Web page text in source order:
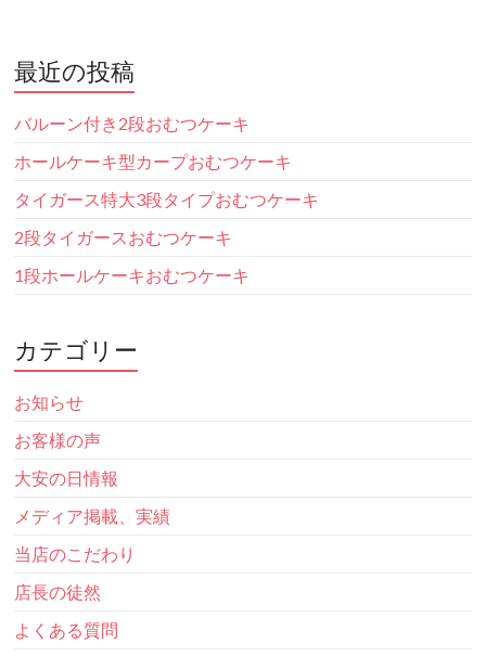
最近の投稿
バルーン付き2段おむつケーキ
ホールケーキ型カープおむつケーキ
タイガース特大3段タイプおむつケーキ
2段タイガースおむつケーキ
1段ホールケーキおむつケーキ
カテゴリー
お知らせ
お客様の声
大安の日情報
メディア掲載、実績
当店のこだわり
店長の徒然
よくある質問